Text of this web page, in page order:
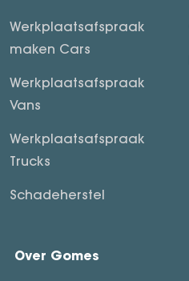
Werkplaatsafspraak
maken Cars
Werkplaatsafspraak
Vans
Werkplaatsafspraak
Trucks
Schadeherstel
Over Gomes